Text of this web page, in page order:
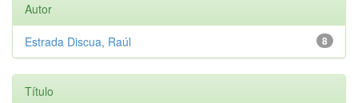
Autor
8
Estrada Discua, Raúl
Título